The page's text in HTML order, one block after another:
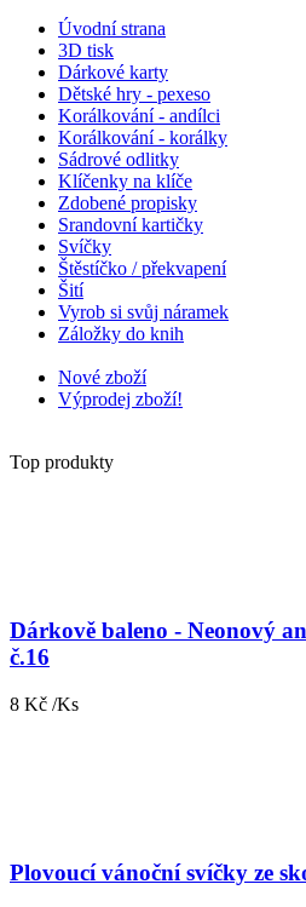
Úvodní strana
3D tisk
Dárkové karty
Dětské hry - pexeso
Korálkování - andílci
Korálkování - korálky
Sádrové odlitky
Klíčenky na klíče
Zdobené propisky
Srandovní kartičky
Svíčky
Štěstíčko / překvapení
Šití
Vyrob si svůj náramek
Záložky do knih
Nové zboží
Výprodej zboží!
Top produkty
Dárkově baleno - Neonový
č.16
8 Kč /Ks
Plovoucí vánoční svíčky ze